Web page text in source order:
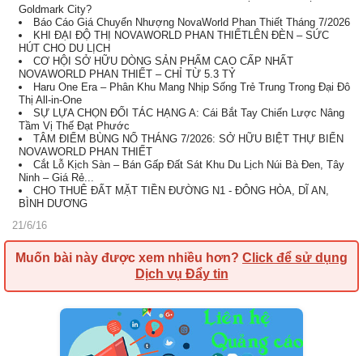
Goldmark City?
Báo Cáo Giá Chuyển Nhượng NovaWorld Phan Thiết Tháng 7/2026
KHI ĐẠI ĐỘ THỊ NOVAWORLD PHAN THIẾTLÊN ĐÈN – SỨC
HÚT CHO DU LỊCH
CƠ HỘI SỞ HỮU DÒNG SẢN PHẨM CAO CẤP NHẤT
NOVAWORLD PHAN THIẾT – CHỈ TỪ 5.3 TỶ
Haru One Era – Phân Khu Mang Nhịp Sống Trẻ Trung Trong Đại Đô
Thị All-in-One
SỰ LỰA CHỌN ĐỐI TÁC HẠNG A: Cái Bắt Tay Chiến Lược Nâng
Tầm Vị Thế Đạt Phước
TÂM ĐIỂM BÙNG NỔ THÁNG 7/2026: SỞ HỮU BIỆT THỰ BIỂN
NOVAWORLD PHAN THIẾT
Cắt Lỗ Kịch Sàn – Bán Gấp Đất Sát Khu Du Lịch Núi Bà Đen, Tây
Ninh – Giá Rẻ...
CHO THUÊ ĐẤT MẶT TIỀN ĐƯỜNG N1 - ĐÔNG HÒA, DĨ AN,
BÌNH DƯƠNG
21/6/16
Muốn bài này được xem nhiều hơn? Click để sử dụng
Dịch vụ Đẩy tin